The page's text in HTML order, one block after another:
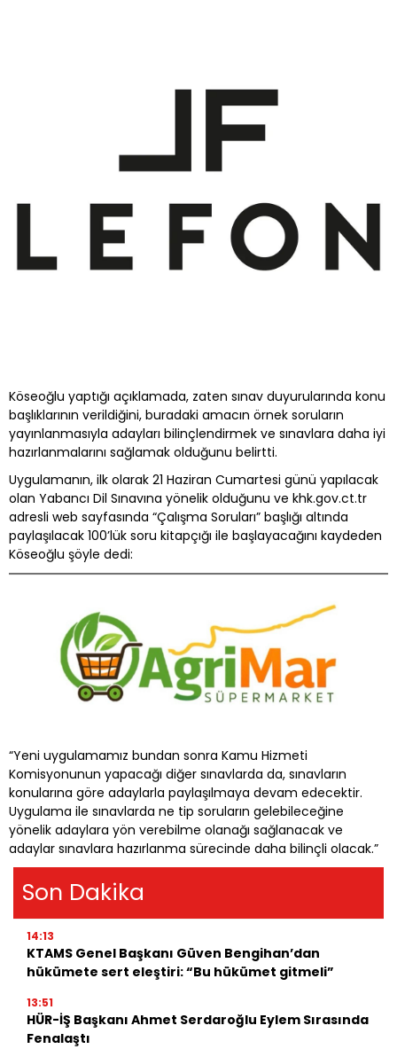
Köseoğlu yaptığı açıklamada, zaten sınav duyurularında konu
başlıklarının verildiğini, buradaki amacın örnek soruların
yayınlanmasıyla adayları bilinçlendirmek ve sınavlara daha iyi
hazırlanmalarını sağlamak olduğunu belirtti.
Uygulamanın, ilk olarak 21 Haziran Cumartesi günü yapılacak
olan Yabancı Dil Sınavına yönelik olduğunu ve khk.gov.ct.tr
adresli web sayfasında “Çalışma Soruları” başlığı altında
paylaşılacak 100’lük soru kitapçığı ile başlayacağını kaydeden
Köseoğlu şöyle dedi:
“Yeni uygulamamız bundan sonra Kamu Hizmeti
Komisyonunun yapacağı diğer sınavlarda da, sınavların
konularına göre adaylarla paylaşılmaya devam edecektir.
Uygulama ile sınavlarda ne tip soruların gelebileceğine
yönelik adaylara yön verebilme olanağı sağlanacak ve
adaylar sınavlara hazırlanma sürecinde daha bilinçli olacak.”
Son Dakika
14:13
KTAMS Genel Başkanı Güven Bengihan’dan
hükümete sert eleştiri: “Bu hükümet gitmeli”
13:51
HÜR-İŞ Başkanı Ahmet Serdaroğlu Eylem Sırasında
Fenalaştı